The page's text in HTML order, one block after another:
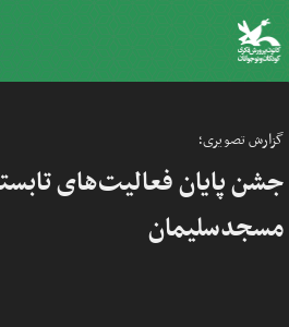
گزارش تصویری؛
جشن پایان فعالیت‌های
مسجدسلیمان